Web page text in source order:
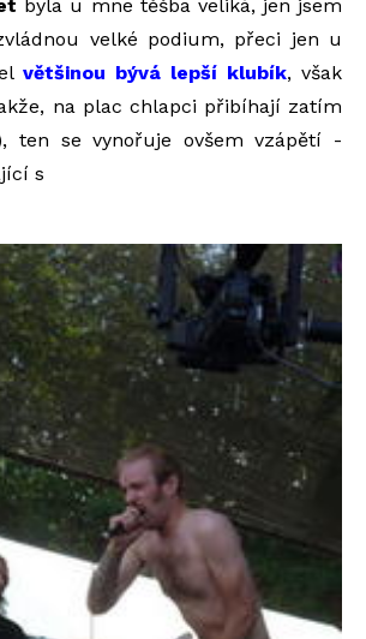
byla u mne těšba veliká, jen jsem
velké podium, přeci jen u
většinou bývá lepší klubík, však
na plac chlapci přibíhají zatím
ten se vynořuje ovšem vzápětí -
s